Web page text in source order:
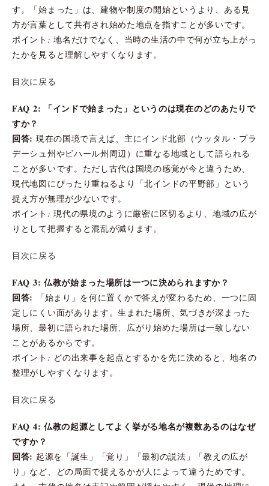
す。「始まった」は、建物や制度の開始というより、ある見
方が言葉として共有され始めた地点を指すことが多いです。
ポイント: 地名だけでなく、当時の生活の中で何が立ち上がっ
たかを見ると理解しやすくなります。
目次に戻る
FAQ 2: 「インドで始まった」というのは現在のどのあたりで
すか？
回答: 現在の国境で言えば、主にインド北部（ウッタル・プラ
デーシュ州やビハール州周辺）に重なる地域として語られる
ことが多いです。ただし古代は国境の感覚が今と違うため、
現代地図にぴったり重ねるより「北インドの平野部」という
捉え方が無理が少ないです。
ポイント: 現代の県境のように厳密に区切るより、地域の広が
りとして把握すると混乱が減ります。
目次に戻る
FAQ 3: 仏教が始まった場所は一つに決められますか？
回答:
「始まり」を何に置くかで答えが変わるため、一つに固
定しにくい面があります。生まれた場所、気づきが深まった
場所、最初に語られた場所、広がり始めた場所は一致しない
ことがあるからです。
ポイント: どの出来事を起点とするかを先に決めると、地名の
整理がしやすくなります。
目次に戻る
FAQ 4: 仏教の起源としてよく挙がる地名が複数あるのはなぜ
ですか？
回答: 起源を「誕生」「覚り」「最初の説法」「教えの広が
り」など、どの局面で捉えるかが人によって違うためです。